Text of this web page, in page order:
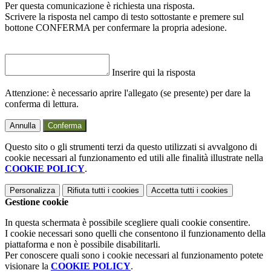
Per questa comunicazione è richiesta una risposta.
Scrivere la risposta nel campo di testo sottostante e premere sul
bottone CONFERMA per confermare la propria adesione.
Inserire qui la risposta
Attenzione: è necessario aprire l'allegato (se presente) per dare la
conferma di lettura.
Annulla Conferma
Questo sito o gli strumenti terzi da questo utilizzati si avvalgono di
cookie necessari al funzionamento ed utili alle finalità illustrate nella
COOKIE POLICY.
Personalizza Rifiuta tutti i cookies Accetta tutti i cookies
Gestione cookie
In questa schermata è possibile scegliere quali cookie consentire.
I cookie necessari sono quelli che consentono il funzionamento della
piattaforma e non è possibile disabilitarli.
Per conoscere quali sono i cookie necessari al funzionamento potete
visionare la COOKIE POLICY.